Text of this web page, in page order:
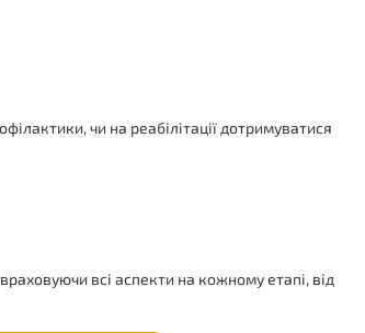
чи на реабілітації дотримуватися
всі аспекти на кожному етапі, від